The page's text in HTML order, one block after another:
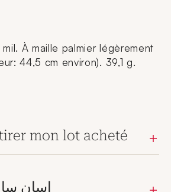
À maille palmier légèrement
44,5 cm environ). 39,1 g.
mon lot acheté
اسان